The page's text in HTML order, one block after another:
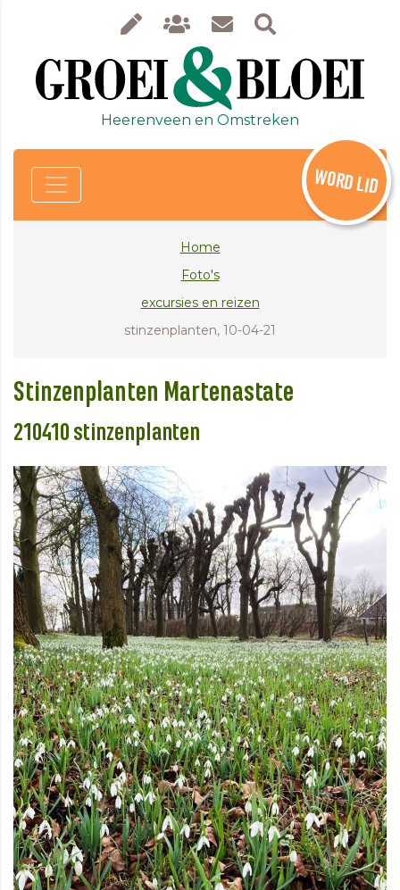
Heerenveen en Omstreken
WORD LID
Home
Foto's
excursies en reizen
stinzenplanten, 10-04-21
Stinzenplanten Martenastate
210410 stinzenplanten